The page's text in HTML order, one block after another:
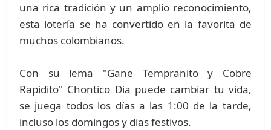
una rica tradición y un amplio reconocimiento,
esta lotería se ha convertido en la favorita de
muchos colombianos.
Con su lema "Gane Tempranito y Cobre
Rapidito" Chontico Dia puede cambiar tu vida,
se juega todos los días a las 1:00 de la tarde,
incluso los domingos y dias festivos.